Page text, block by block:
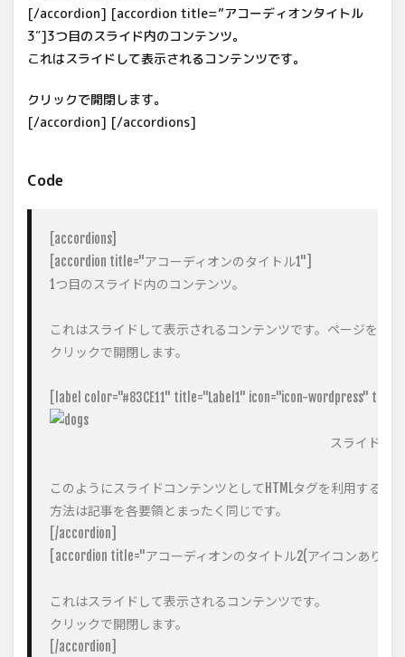
[/accordion] [accordion title=”アコーディオンタイトル
3″]3つ目のスライド内のコンテンツ。
これはスライドして表示されるコンテンツです。
クリックで開閉します。
[/accordion] [/accordions]
Code
[accordions]
[accordion title="アコーディオンのタイトル1"]
1つ目のスライド内のコンテンツ。
これはスライドして表示されるコンテンツです。ページを表
クリックで開閉します。
スライドの
このようにスライドコンテンツとしてHTMLタグを利用するこ
方法は記事を各要領とまったく同じです。
[/accordion]
[accordion title="アコーディオンのタイトル2(アイコンあり)"
これはスライドして表示されるコンテンツです。
クリックで開閉します。
[/accordion]